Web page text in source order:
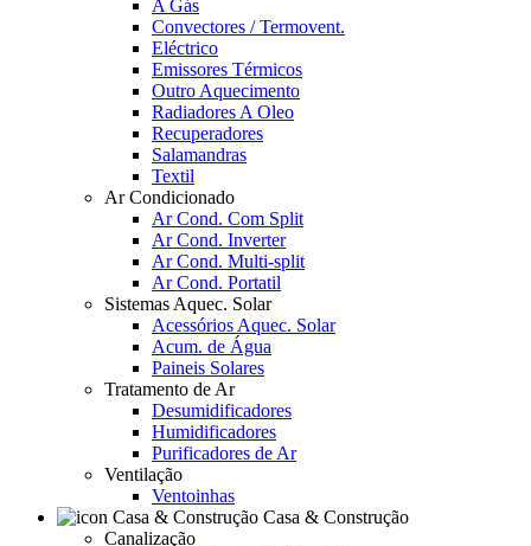
A Gás
Convectores / Termovent.
Eléctrico
Emissores Térmicos
Outro Aquecimento
Radiadores A Oleo
Recuperadores
Salamandras
Textil
Ar Condicionado
Ar Cond. Com Split
Ar Cond. Inverter
Ar Cond. Multi-split
Ar Cond. Portatil
Sistemas Aquec. Solar
Acessórios Aquec. Solar
Acum. de Água
Paineis Solares
Tratamento de Ar
Desumidificadores
Humidificadores
Purificadores de Ar
Ventilação
Ventoinhas
Casa & Construção
Canalização